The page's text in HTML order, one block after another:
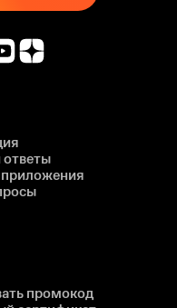
приложения
промокод